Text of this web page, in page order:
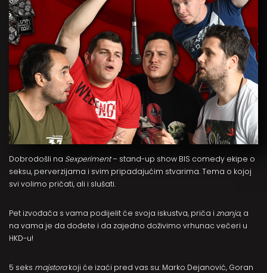
Dobrodošli na Sexperiment– stand-up show BIS comedy ekipe o
seksu, perverzijama i svim pripadajućim stvarima. Tema o kojoj
svi volimo pričati, ali i slušati.
Pet izvođača s vama podijelit će svoja iskustva, priča i znanja, a
na vama je da dođete i da zajedno doživimo vrhunac večeri u
HKD-u!
5 seks majstorakoji će izaći pred vas su: Marko Dejanović, Goran